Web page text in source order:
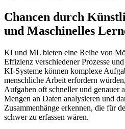
Chancen durch
und Maschinelles
KI und ML bieten eine Reihe von
Effizienz verschiedener Prozesse
KI-Systeme können komplexe
menschliche Arbeit erfordern
Aufgaben oft schneller und genauer
Mengen an Daten analysieren und
Zusammenhänge erkennen, die für
schwer zu erfassen wären.